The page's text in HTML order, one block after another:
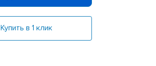
Купить в 1 клик